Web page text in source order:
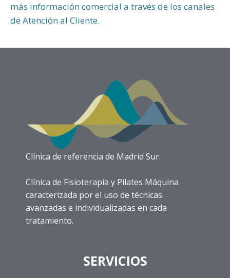
más información comercial a través de los canales
de Atención al Cliente.
Clínica de referencia de Madrid Sur.
Clínica de Fisioterapia y Pilates Máquina
caracterizada por el uso de técnicas
avanzadas e individualizadas en cada
tratamiento.
SERVICIOS